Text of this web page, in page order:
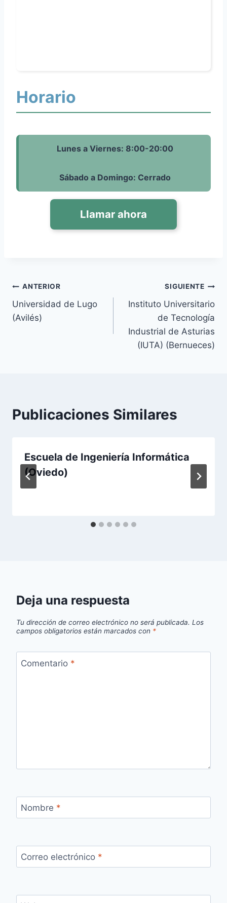
Horario
Lunes a Viernes: 8:00-20:00
Sábado a Domingo: Cerrado
Llamar ahora
Navegación
de
ANTERIOR
Universidad de Lugo
(Avilés)
SIGUIENTE
Instituto Universitario
de Tecnología
Industrial de Asturias
(IUTA) (Bernueces)
Publicaciones Similares
Escuela de Ingeniería Informática
(Oviedo)
Deja una respuesta
Tu dirección de correo electrónico no será publicada. Los
campos obligatorios están marcados con *
Comentario *
Nombre *
Correo electrónico *